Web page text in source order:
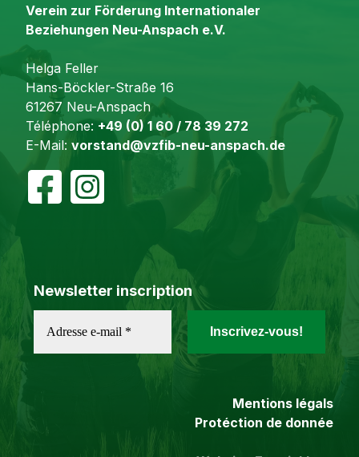
Verein zur Förderung Internationaler
Beziehungen Neu-Anspach e.V.
Helga Feller
Hans-Böckler-Straße 16
61267 Neu-Anspach
Téléphone: +49 (0) 1 60 / 78 39 272
E-Mail: vorstand@vzfib-neu-anspach.de
Newsletter inscription
Mentions légals
Protéction de donnée